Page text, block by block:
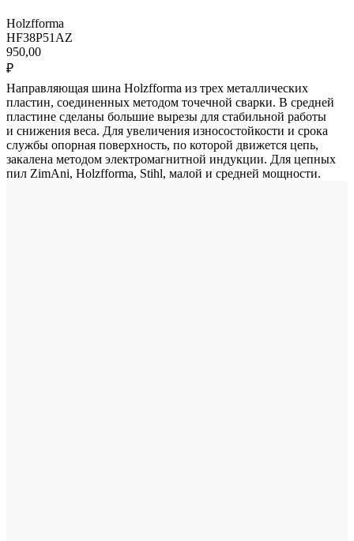
Holzfforma
HF38P51AZ
950,00
₽
Направляющая шина Holzfforma из трех металлических
пластин, соединенных методом точечной сварки. В средней
пластине сделаны большие вырезы для стабильной работы
и снижения веса. Для увеличения износостойкости и срока
службы опорная поверхность, по которой движется цепь,
закалена методом электромагнитной индукции. Для цепных
пил ZimAni, Holzfforma, Stihl, малой и средней мощности.